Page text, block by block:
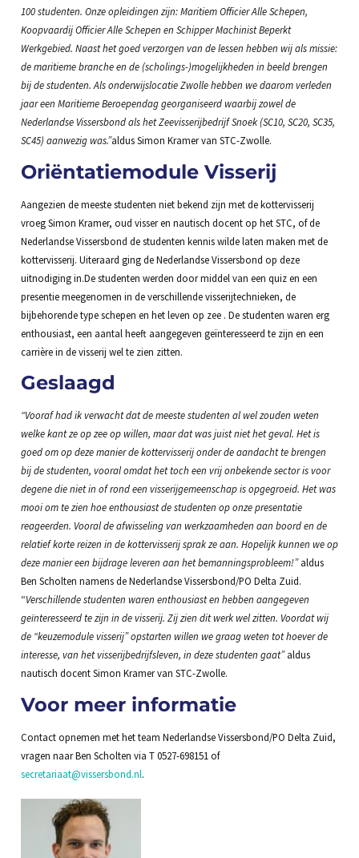
100 studenten. Onze opleidingen zijn: Maritiem Officier Alle Schepen,
Koopvaardij Officier Alle Schepen en Schipper Machinist Beperkt
Werkgebied. Naast het goed verzorgen van de lessen hebben wij als missie:
de maritieme branche en de (scholings-)mogelijkheden in beeld brengen
bij de studenten. Als onderwijslocatie Zwolle hebben we daarom verleden
jaar een Maritieme Beroependag georganiseerd waarbij zowel de
Nederlandse Vissersbond als het Zeevisserijbedrijf Snoek (SC10, SC20, SC35,
SC45) aanwezig was.”aldus Simon Kramer van STC-Zwolle.
Oriëntatiemodule Visserij
Aangezien de meeste studenten niet bekend zijn met de kottervisserij
vroeg Simon Kramer, oud visser en nautisch docent op het STC, of de
Nederlandse Vissersbond de studenten kennis wilde laten maken met de
kottervisserij. Uiteraard ging de Nederlandse Vissersbond op deze
uitnodiging in.De studenten werden door middel van een quiz en een
presentie meegenomen in de verschillende visserijtechnieken, de
bijbehorende type schepen en het leven op zee . De studenten waren erg
enthousiast, een aantal heeft aangegeven geïnteresseerd te zijn en een
carrière in de visserij wel te zien zitten.
Geslaagd
“Vooraf had ik verwacht dat de meeste studenten al wel zouden weten
welke kant ze op zee op willen, maar dat was juist niet het geval. Het is
goed om op deze manier de kottervisserij onder de aandacht te brengen
bij de studenten, vooral omdat het toch een vrij onbekende sector is voor
degene die niet in of rond een visserijgemeenschap is opgegroeid. Het was
mooi om te zien hoe enthousiast de studenten op onze presentatie
reageerden. Vooral de afwisseling van werkzaamheden aan boord en de
relatief korte reizen in de kottervisserij sprak ze aan. Hopelijk kunnen we op
deze manier een bijdrage leveren aan het bemanningsprobleem!”aldus
Ben Scholten namens de Nederlandse Vissersbond/PO Delta Zuid.
“Verschillende studenten waren enthousiast en hebben aangegeven
geïnteresseerd te zijn in de visserij. Zij zien dit werk wel zitten. Voordat wij
de “keuzemodule visserij” opstarten willen we graag weten tot hoever de
interesse, van het visserijbedrijfsleven, in deze studenten gaat”aldus
nautisch docent Simon Kramer van STC-Zwolle.
Voor meer informatie
Contact opnemen met het team Nederlandse Vissersbond/PO Delta Zuid,
vragen naar Ben Scholten via T 0527-698151 of
secretariaat@vissersbond.nl.